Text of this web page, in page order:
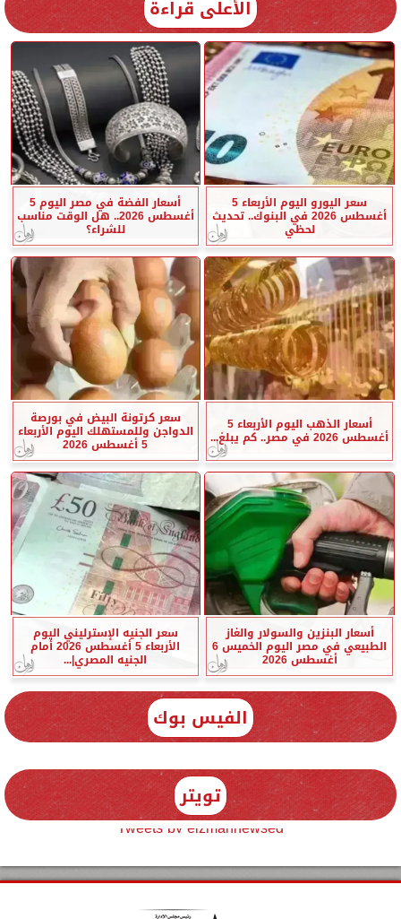
الأعلى قراءة
سعر اليورو اليوم الأربعاء 5
أغسطس 2026 في البنوك.. تحديث
لحظي
أسعار الفضة في مصر اليوم 5
أغسطس 2026.. هل الوقت مناسب
للشراء؟
أسعار الذهب اليوم الأربعاء 5
أغسطس 2026 في مصر.. كم يبلغ...
سعر كرتونة البيض في بورصة
الدواجن وللمستهلك اليوم الأربعاء
5 أغسطس 2026
أسعار البنزين والسولار والغاز
الطبيعي في مصر اليوم الخميس 6
أغسطس 2026
سعر الجنيه الإسترليني اليوم
الأربعاء 5 أغسطس 2026 أمام
الجنيه المصري|...
الفيس بوك
تويتر
Tweets by elzmannewseg